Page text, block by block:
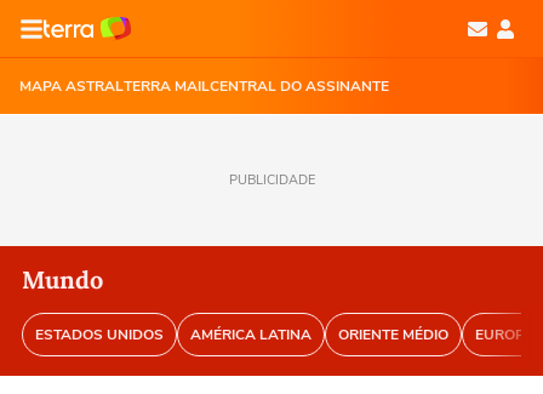
MAPA ASTRALTERRA MAILCENTRAL DO ASSINANTE
PUBLICIDADE
Mundo
ESTADOS UNIDOS AMÉRICA LATINA ORIENTE MÉDIO EUROPA